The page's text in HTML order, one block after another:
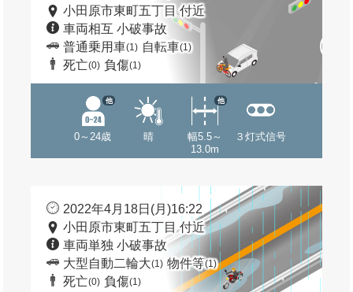
小田原市東町五丁目 付近
車両相互 小破事故
普通乗用車(1) 自転車(1)
死亡(0) 負傷(1)
0～24歳
他
晴
幅5.5～
13.0m
他
３灯式信号
2022年4月18日(月)16:22
小田原市東町五丁目 付近
車両単独 小破事故
大型自動二輪大(1) 物件等(1)
死亡(0) 負傷(1)